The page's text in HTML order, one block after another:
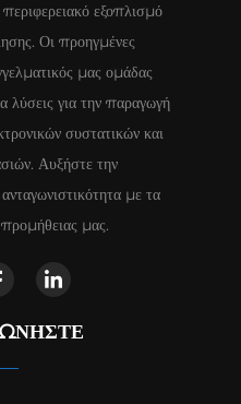
εξοπλισμό
Οι προηγμένες
μας ομάδας
λύσεις για την παραγωγή
συστατικών και
Αυξήστε την
με τα
μας.